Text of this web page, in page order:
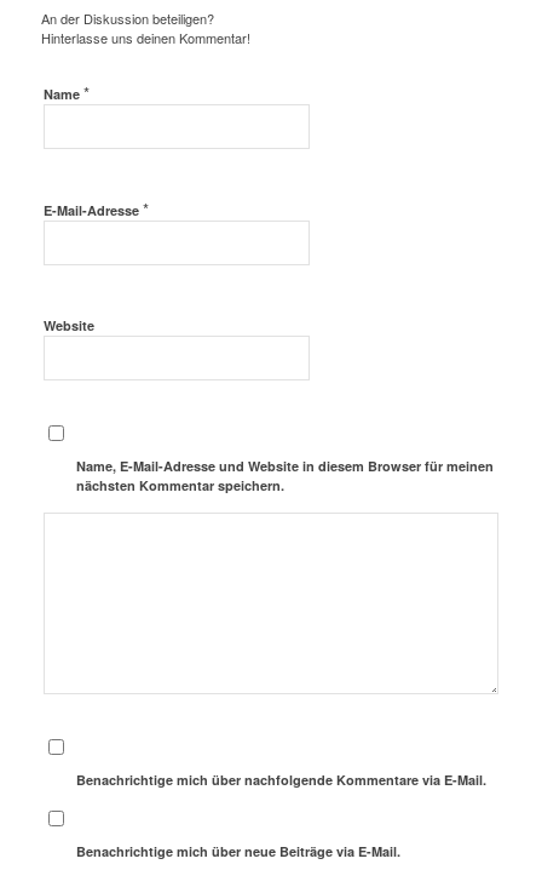
An der Diskussion beteiligen?
Hinterlasse uns deinen Kommentar!
Name *
E-Mail-Adresse *
Website
Name, E-Mail-Adresse und Website in diesem Browser für meinen
nächsten Kommentar speichern.
Benachrichtige mich über nachfolgende Kommentare via E-Mail.
Benachrichtige mich über neue Beiträge via E-Mail.